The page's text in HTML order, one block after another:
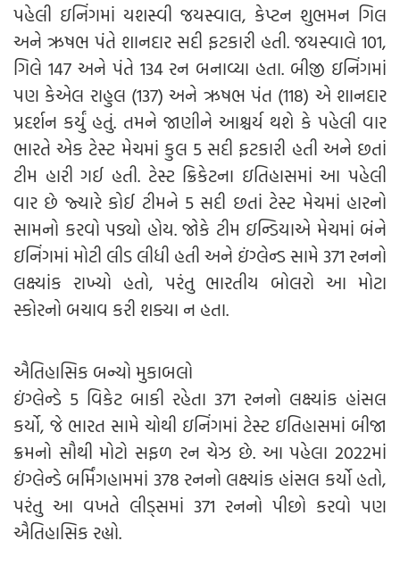
પહેલી ઇનિંગમાં યશસ્વી જયસ્વાલ, કેપ્ટન શુભમન ગિલ
અને ઋષભ પંતે શાનદાર સદી ફટકારી હતી. જયસ્વાલે 101,
ગિલે 147 અને પંતે 134 રન બનાવ્યા હતા. બીજી ઇનિંગમાં
પણ કેએલ રાહુલ (137) અને ઋષભ પંત (118) એ શાનદાર
પ્રદર્શન કર્યું હતું. તમને જાણીને આશ્ચર્ય થશે કે પહેલી વાર
ભારતે એક ટેસ્ટ મેચમાં કુલ 5 સદી ફટકારી હતી અને છતાં
ટીમ હારી ગઈ હતી. ટેસ્ટ ક્રિકેટના ઇતિહાસમાં આ પહેલી
વાર છે જ્યારે કોઈ ટીમને 5 સદી છતાં ટેસ્ટ મેચમાં હારનો
સામનો કરવો પડ્યો હોય. જોકે ટીમ ઇન્ડિયાએ મેચમાં બંને
ઇનિંગમાં મોટી લીડ લીધી હતી અને ઇંગ્લેન્ડ સામે 371 રનનો
લક્ષ્યાંક રાખ્યો હતો, પરંતુ ભારતીય બોલરો આ મોટા
સ્કોરનો બચાવ કરી શક્યા ન હતા.
ઐતિહાસિક બન્યો મુકાબલો
ઇંગ્લેન્ડે 5 વિકેટ બાકી રહેતા 371 રનનો લક્ષ્યાંક હાંસલ
કર્યો, જે ભારત સામે ચોથી ઇનિંગમાં ટેસ્ટ ઇતિહાસમાં બીજા
ક્રમનો સૌથી મોટો સફળ રન ચેઝ છે. આ પહેલા 2022માં
ઇંગ્લેન્ડે બર્મિંગહામમાં 378 રનનો લક્ષ્યાંક હાંસલ કર્યો હતો,
પરંતુ આ વખતે લીડ્સમાં 371 રનનો પીછો કરવો પણ
ઐતિહાસિક રહ્યો.